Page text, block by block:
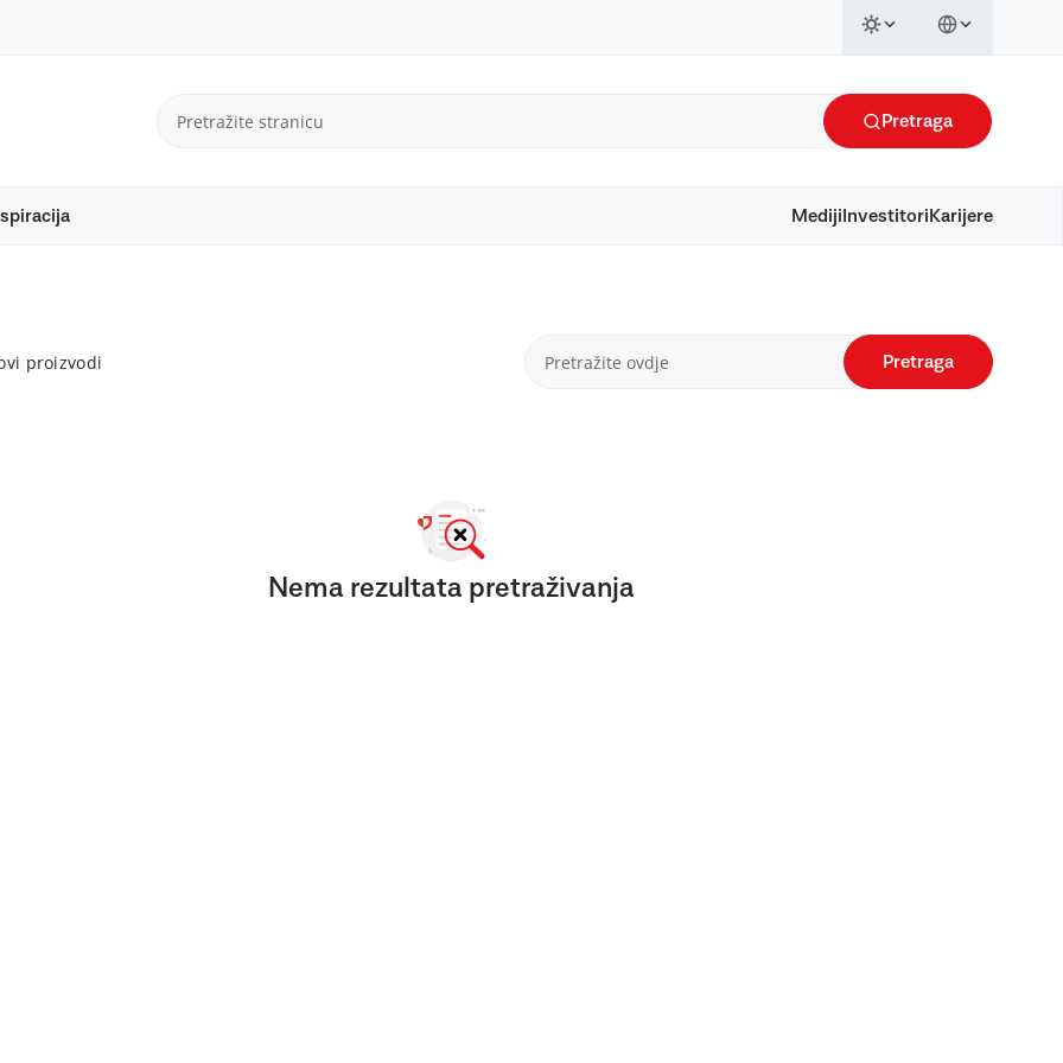
Pretraga
Mediji Investitori Karijere
proizvodi Pretraga
Nema rezultata pretraživanja